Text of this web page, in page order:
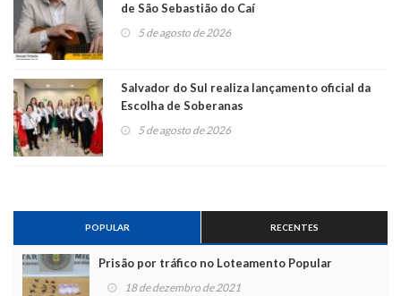
de São Sebastião do Caí
5 de agosto de 2026
Salvador do Sul realiza lançamento oficial da
Escolha de Soberanas
5 de agosto de 2026
POPULAR RECENTES
Prisão por tráfico no Loteamento Popular
18 de dezembro de 2021